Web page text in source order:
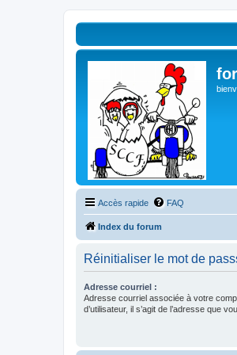
Accès rapide FAQ
Index du forum
Réinitialiser le mot de
Adresse courriel :
Adresse courriel associée à votre
d’utilisateur, il s’agit de l’adresse que